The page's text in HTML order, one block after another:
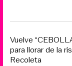
Vuelve
para llorar de la
Recoleta